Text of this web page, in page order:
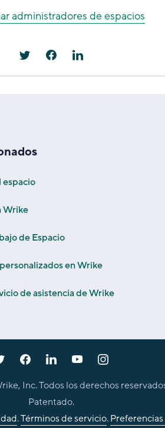
administradores de espacios
espacio
Wrike
de Espacio
en Wrike
de asistencia de Wrike
Inc. Todos los derechos
Patentado.
.Términos de servicio.